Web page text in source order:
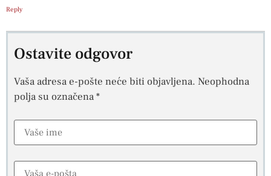
Reply
Ostavite odgovor
Vaša adresa e-pošte neće biti objavljena. Neophodna
polja su označena*